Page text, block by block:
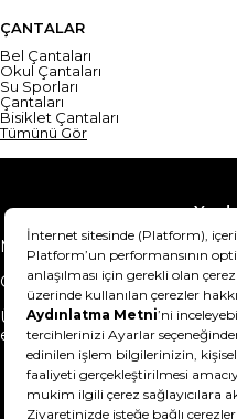
ÇANTALAR
Bel Çantaları
Okul Çantaları
Su Sporları
Çantaları
Bisiklet Çantaları
Tümünü Gör
Mesafeli Satış Sözleşmesi
Gizlilik Sözleşmesi
Ürünümü nasıl iade
edebilirim?